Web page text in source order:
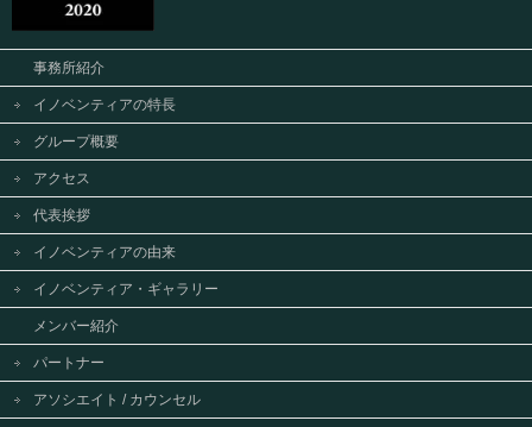
事務所紹介
イノベンティアの特長
グループ概要
アクセス
代表挨拶
イノベンティアの由来
イノベンティア・ギャラリー
メンバー紹介
パートナー
アソシエイト / カウンセル